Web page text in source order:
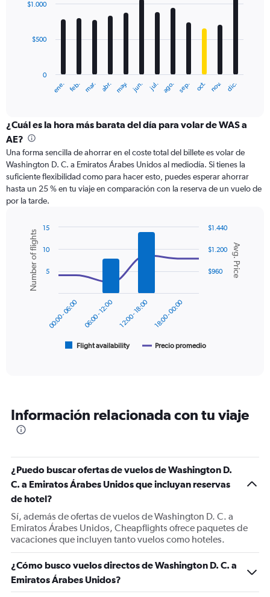
12
The
categories.
Range:
12
categories.
The
chart
has
1
axis
displaying
values.
Range:
ene. feb. mar. abr. may. jun. jul. ago. sep. oct. nov. dic.
0
$500
$1.000
¿Cuál es la hora más barata del día para volar de WAS a
AE?
Una forma sencilla de ahorrar en el coste total del billete es volar de
Washington D. C. a Emiratos Árabes Unidos al mediodía. Si tienes la
suficiente flexibilidad como para hacer esto, puedes esperar ahorrar
hasta un 25 % en tu viaje en comparación con la reserva de un vuelo de
por la tarde.
Combination
chart
with
data
series.
6
categories.
The
has
2
Y
axes
Avg.
Price
and
Number
of
flights.
Chart
graphic.
Avg. Price
Number of flights
Flight availability Precio promedio
00:00 - 06:00 06:00 - 12:00 12:00 - 18:00 18:00 - 00:00
$960
$1.200
$1.440
5
10
15
Información relacionada con tu viaje
¿Puedo buscar ofertas de vuelos de Washington D.
C. a Emiratos Árabes Unidos que incluyan reservas
de hotel?
Sí, además de ofertas de vuelos de Washington D. C. a
Emiratos Árabes Unidos, Cheapflights ofrece paquetes de
vacaciones que incluyen tanto vuelos como hoteles.
¿Cómo busco vuelos directos de Washington D. C. a
Emiratos Árabes Unidos?